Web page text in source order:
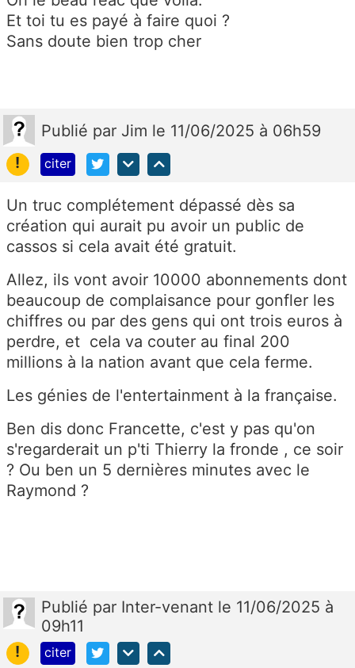
Et toi tu es payé à faire quoi ?
Sans doute bien trop cher
Publié par Jim le 11/06/2025 à 06h59
!
citer
Un truc complétement dépassé dès sa
création qui aurait pu avoir un public de
cassos si cela avait été gratuit.
Allez, ils vont avoir 10000 abonnements dont
beaucoup de complaisance pour gonfler les
chiffres ou par des gens qui ont trois euros à
perdre, et cela va couter au final 200
millions à la nation avant que cela ferme.
Les génies de l'entertainment à la française.
Ben dis donc Francette, c'est y pas qu'on
s'regarderait un p'ti Thierry la fronde , ce soir
? Ou ben un 5 dernières minutes avec le
Raymond ?
Publié par Inter-venant le 11/06/2025 à
09h11
!
citer